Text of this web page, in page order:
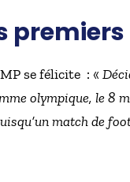
premiers
se félicite : «
olympique, le 8
match de